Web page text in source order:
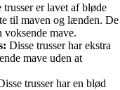
trusser er lavet af bløde
til maven og lænden. De
voksende mave.
Disse trusser har ekstra
mave uden at
trusser har en blød